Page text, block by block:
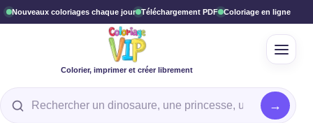
Nouveaux coloriages chaque jour Téléchargement PDF Coloriage en ligne
Colorier, imprimer et créer librement
Rechercher un coloriage